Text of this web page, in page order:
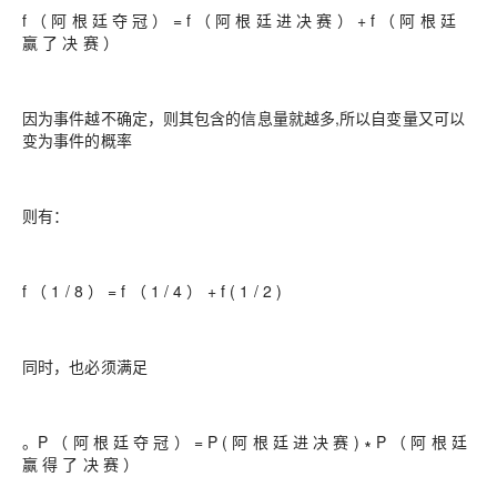
f （ 阿 根 廷 夺 冠 ） = f （ 阿 根 廷 进 决 赛 ） + f （ 阿 根 廷
赢 了 决 赛 ）
因为事件越不确定，则其包含的信息量就越多,所以自变量又可以
变为事件的概率
则有：
f （ 1 / 8 ） = f （ 1 / 4 ） + f ( 1 / 2 )
同时，也必须满足
。P （ 阿 根 廷 夺 冠 ） = P ( 阿 根 廷 进 决 赛 ) ∗ P （ 阿 根 廷
赢 得 了 决 赛 ）